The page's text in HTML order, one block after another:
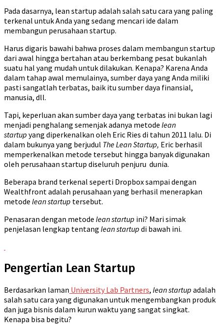
Pada dasarnya, lean startup adalah salah satu cara yang paling
terkenal untuk Anda yang sedang mencari ide dalam
membangun perusahaan startup.
Harus digaris bawahi bahwa proses dalam membangun startup
dari awal hingga bertahan atau berkembang pesat bukanlah
suatu hal yang mudah untuk dilakukan. Kenapa? Karena Anda
dalam tahap awal memulainya, sumber daya yang Anda miliki
pasti sangatlah terbatas, baik itu sumber daya finansial,
manusia, dll.
Tapi, keperluan akan sumber daya yang terbatas ini bukan lagi
menjadi penghalang semenjak adanya metode lean
startup yang diperkenalkan oleh Eric Ries di tahun 2011 lalu. Di
dalam bukunya yang berjudul The Lean Startup, Eric berhasil
memperkenalkan metode tersebut hingga banyak digunakan
oleh perusahaan startup diseluruh penjuru dunia.
Beberapa brand terkenal seperti Dropbox sampai dengan
Wealthfront adalah perusahaan yang berhasil menerapkan
metode lean startup tersebut.
Penasaran dengan metode lean startup ini? Mari simak
penjelasan lengkap tentang lean startup di bawah ini.
Pengertian Lean Startup
Berdasarkan laman University Lab Partners, lean startup adalah
salah satu cara yang digunakan untuk mengembangkan produk
dan juga bisnis dalam kurun waktu yang sangat singkat.
Kenapa bisa begitu?